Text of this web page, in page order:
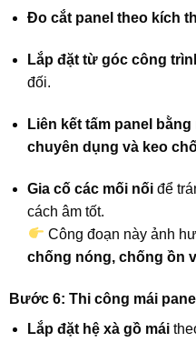
Đo cắt panel theo kích
Lắp đặt từ góc công
đối.
Liên kết tấm panel
chuyên dụng và keo
Gia cố các mối nối để
cách âm tốt.
Công đoạn này ảnh
chống nóng, chống ồn
Bước 6: Thi công mái panel
Lắp đặt hệ xà gồ mái